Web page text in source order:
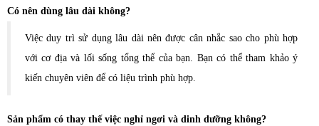
Có nên dùng lâu dài không?
Việc duy trì sử dụng lâu dài nên được cân nhắc sao cho phù hợp
với cơ địa và lối sống tổng thể của bạn. Bạn có thể tham khảo ý
kiến chuyên viên để có liệu trình phù hợp.
Sản phẩm có thay thế việc nghỉ ngơi và dinh dưỡng không?